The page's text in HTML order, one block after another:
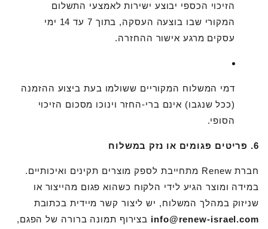
הזיכוי הכספי יבוצע ישירות לאמצעי התשלום
המקורי שבו בוצעה העסקה, בתוך 7 עד 14 ימי
עסקים מרגע אישור ההחזרה.
דמי המשלוח המקוריים ששולמו בעת ביצוע ההזמנה
(ככל שנגבו) אינם ברי-החזר וינוכו מסכום הזיכוי
הסופי.
6. פריטים פגומים או נזק במשלוח
חברת Renew מתחייבת לספק מוצרים תקינים ואיכותיים.
במידה ומוצר הגיע לידי הלקוח כשהוא פגום מהייצור או
שניזוק במהלך המשלוח, יש ליצור קשר מיידית בכתובת
info@renew-israel.com בצירוף תמונה ברורה של הפגם,